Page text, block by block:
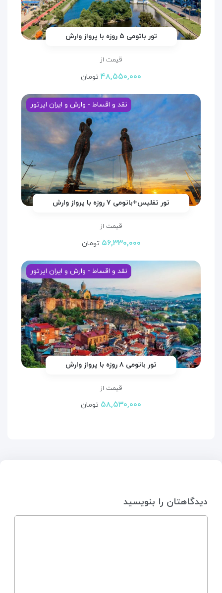
تور باتومی ۵ روزه با پرواز وارش
قیمت از
۴۸,۵۵۰,۰۰۰ تومان
نقد و اقساط - وارش و ایران ایرتور
تور تفلیس+باتومی ۷ روزه با پرواز وارش
قیمت از
۵۶,۳۳۰,۰۰۰ تومان
نقد و اقساط - وارش و ایران ایرتور
تور باتومی ۸ روزه با پرواز وارش
قیمت از
۵۸,۵۳۰,۰۰۰ تومان
دیدگاهتان را بنویسید